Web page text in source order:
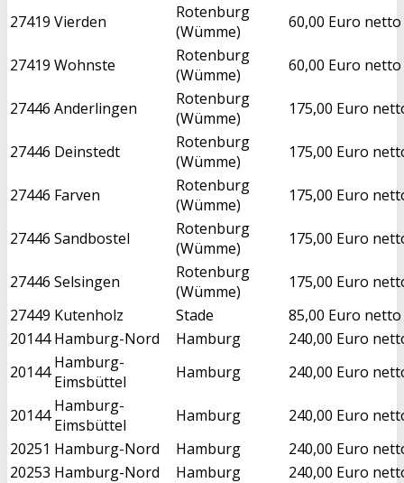
27419 Vierden
Rotenburg
(Wümme)
60,00 Euro netto
27419 Wohnste
Rotenburg
(Wümme)
60,00 Euro netto
27446 Anderlingen
Rotenburg
(Wümme)
175,00 Euro
27446 Deinstedt
Rotenburg
(Wümme)
175,00 Euro
27446 Farven
Rotenburg
(Wümme)
175,00 Euro
27446 Sandbostel
Rotenburg
(Wümme)
175,00 Euro
27446 Selsingen
Rotenburg
(Wümme)
175,00 Euro
27449 Kutenholz Stade
85,00 Euro netto
20144 Hamburg-Nord Hamburg
240,00 Euro
20144 Hamburg-
Eimsbüttel
Hamburg 240,00 Euro
20144 Hamburg-
Eimsbüttel
Hamburg
240,00 Euro
20251 Hamburg-Nord Hamburg
240,00 Euro
20253 Hamburg-Nord Hamburg
240,00 Euro